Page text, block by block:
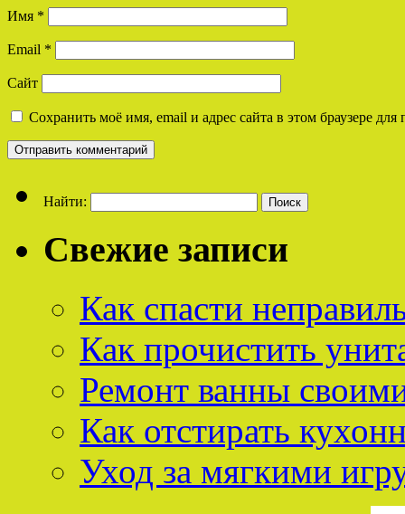
Имя *
Email *
Сайт
Сохранить моё имя, email и адрес сайта в этом браузере
Найти:
Свежие записи
Как спасти
Как прочистить
Ремонт ванны
Как отстирать
Уход за мягкими